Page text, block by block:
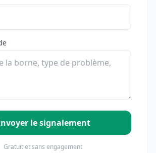
le signalement
Gratuit et sans engagement